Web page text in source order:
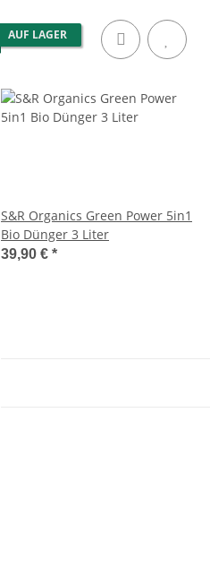
AUF LAGER
S&R Organics Green Power 5in1
Bio Dünger 3 Liter
39,90 € *